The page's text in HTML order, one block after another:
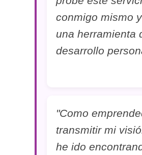
conmigo mismo
una herramienta
desarrollo
"Como
transmitir mi
he ido